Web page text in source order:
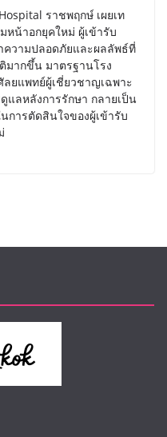
ราชพฤกษ์ เผยเท
หน้าอกยุคใหม่ ผู้เข้ารับ
ความปลอดภัยและผลลัพธ์ที่
มากขึ้น มาตรฐานโรง
ยแพทย์ผู้เชี่ยวชาญเฉพาะ
แลหลังการรักษา กลายเป็น
การตัดสินใจของผู้เข้ารับ